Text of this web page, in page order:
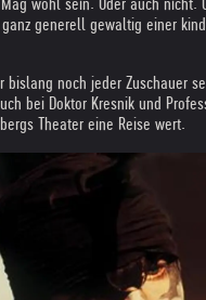
wohl sein. Oder auch nicht.
generell gewaltig einer
bislang noch jeder Zuschauer
bei Doktor Kresnik und
Theater eine Reise wert.